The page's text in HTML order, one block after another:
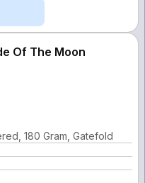
Of The Moon
180 Gram, Gatefold